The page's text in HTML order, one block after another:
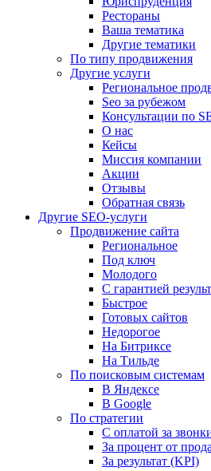
Рестораны
Ваша тематика
Другие тематики
По типу продвижения
Другие услуги
Региональное
Seo за рубежом
Консультации по
О нас
Кейсы
Миссия компании
Акции
Отзывы
Обратная связь
Другие SEO-услуги
Продвижение сайта
Региональное
Под ключ
Молодого
С гарантией
Быстрое
Готовых сайтов
Недорогое
На Битриксе
На Тильде
По поисковым системам
В Яндексе
В Google
По стратегии
С оплатой за
За процент от
За результат (KPI)